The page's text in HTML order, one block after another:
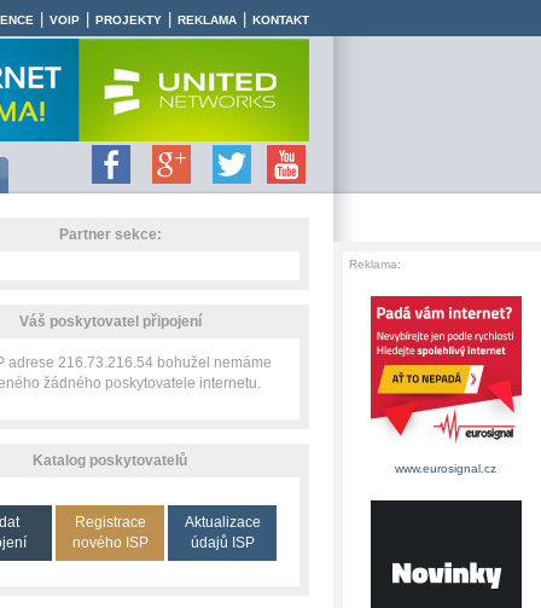
VOIP PROJEKTY REKLAMA KONTAKT
Partner sekce:
Váš poskytovatel připojení
adrese 216.73.216.54 bohužel nemáme
žádného poskytovatele internetu.
Katalog poskytovatelů
Registrace
nového ISP
Aktualizace
údajů ISP
Reklama:
www.eurosignal.cz